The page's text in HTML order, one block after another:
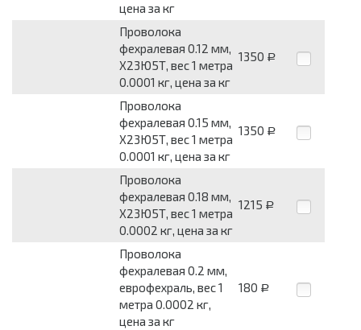
цена за кг
Проволока
фехралевая 0.12 мм,
Х23Ю5Т, вес 1 метра
0.0001 кг, цена за кг
1350 Р
Проволока
фехралевая 0.15 мм,
Х23Ю5Т, вес 1 метра
0.0001 кг, цена за кг
1350 Р
Проволока
фехралевая 0.18 мм,
Х23Ю5Т, вес 1 метра
0.0002 кг, цена за кг
1215 Р
Проволока
фехралевая 0.2 мм,
еврофехраль, вес 1
метра 0.0002 кг,
цена за кг
180 Р